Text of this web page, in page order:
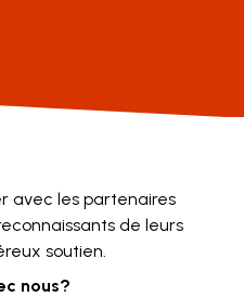
avec les partenaires
de leurs
soutien.
nous?